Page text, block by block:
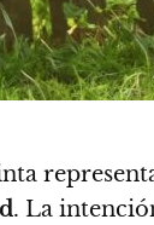
. La